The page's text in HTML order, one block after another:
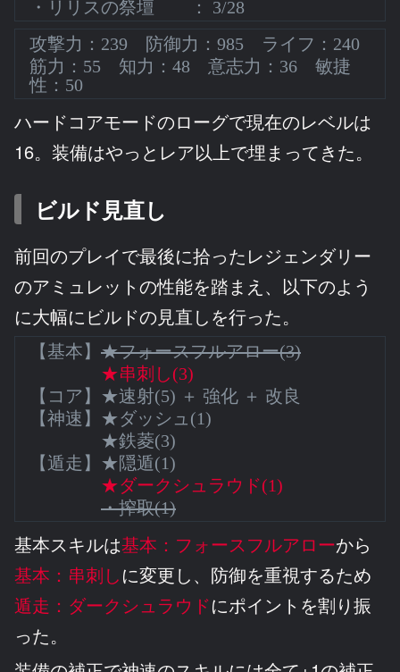
・リリスの祭壇 ： 3/28
攻撃力：239 防御力：985 ライフ：240
筋力：55 知力：48 意志力：36 敏捷
性：50
ハードコアモードのローグで現在のレベルは
16。装備はやっとレア以上で埋まってきた。
ビルド見直し
前回のプレイで最後に拾ったレジェンダリー
のアミュレットの性能を踏まえ、以下のよう
に大幅にビルドの見直しを行った。
【基本】 ★フォースフルアロー(3)
★串刺し(3)
【コア】★速射(5) ＋ 強化 ＋ 改良
【神速】★ダッシュ(1)
★鉄菱(3)
【遁走】★隠遁(1)
★ダークシュラウド(1)
・搾取(1)
基本スキルは基本：フォースフルアローから
基本：串刺しに変更し、防御を重視するため
遁走：ダークシュラウドにポイントを割り振
った。